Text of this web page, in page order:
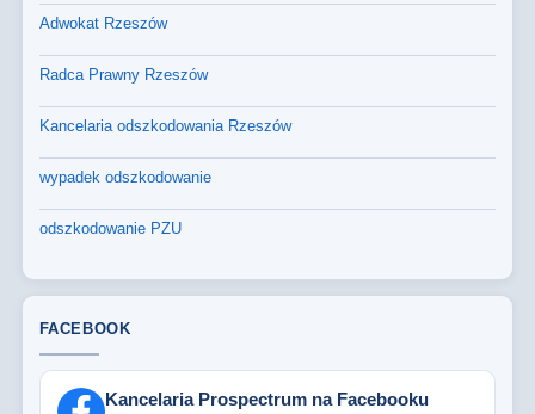
Adwokat Rzeszów
Radca Prawny Rzeszów
Kancelaria odszkodowania Rzeszów
wypadek odszkodowanie
odszkodowanie PZU
FACEBOOK
Kancelaria Prospectrum na Facebooku